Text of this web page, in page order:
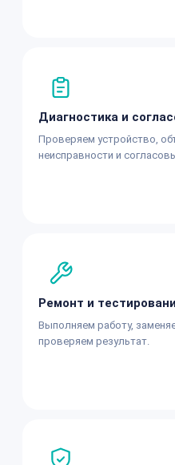
Диагностика и
Проверяем устройство,
неисправности и
Ремонт и
Выполняем работу,
проверяем результат.